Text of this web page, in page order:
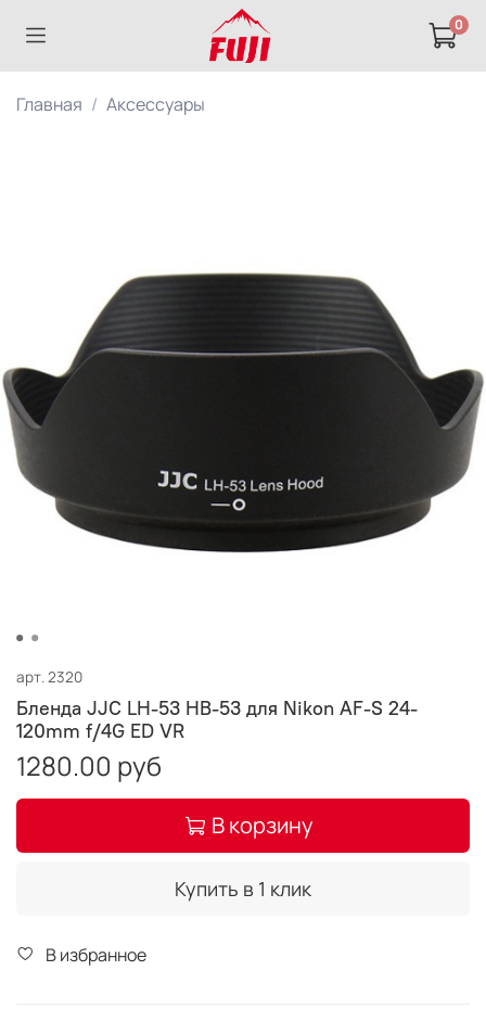
0
Главная Аксессуары
арт.2320
Бленда JJC LH-53 HB-53 для Nikon AF-S 24-
120mm f/4G ED VR
1280.00 руб
В корзину
Купить в 1 клик
В избранное